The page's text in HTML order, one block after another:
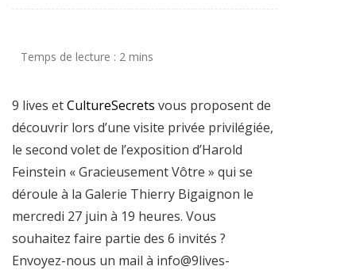
9 lives etCultureSecrets vous proposent de
découvrir lors d’une visite privée privilégiée,
le second volet de l’exposition d’Harold
Feinstein « Gracieusement Vôtre » qui se
déroule à la Galerie Thierry Bigaignon le
mercredi 27 juin à 19 heures. Vous
souhaitez faire partie des 6 invités ?
Envoyez-nous un mail à info@9lives-